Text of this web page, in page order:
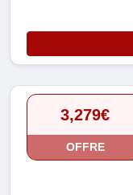
3,279€
OFFRE